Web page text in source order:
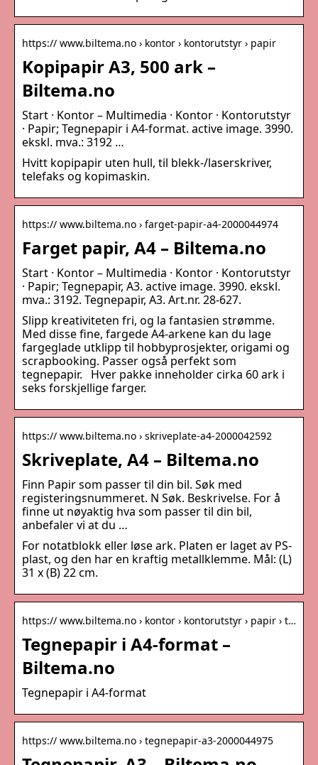
https:// www.biltema.no › kontor › kontorutstyr › papir
Kopipapir A3, 500 ark –
Biltema.no
Start · Kontor – Multimedia · Kontor · Kontorutstyr
· Papir; Tegnepapir i A4-format. active image. 3990.
ekskl. mva.: 3192 …
Hvitt kopipapir uten hull, til blekk-/laserskriver,
telefaks og kopimaskin.
https:// www.biltema.no › farget-papir-a4-2000044974
Farget papir, A4 – Biltema.no
Start · Kontor – Multimedia · Kontor · Kontorutstyr
· Papir; Tegnepapir, A3. active image. 3990. ekskl.
mva.: 3192. Tegnepapir, A3. Art.nr. 28-627.
Slipp kreativiteten fri, og la fantasien strømme.
Med disse fine, fargede A4-arkene kan du lage
fargeglade utklipp til hobbyprosjekter, origami og
scrapbooking. Passer også perfekt som
tegnepapir. Hver pakke inneholder cirka 60 ark i
seks forskjellige farger.
https:// www.biltema.no › skriveplate-a4-2000042592
Skriveplate, A4 – Biltema.no
Finn Papir som passer til din bil. Søk med
registeringsnummeret. N Søk. Beskrivelse. For å
finne ut nøyaktig hva som passer til din bil,
anbefaler vi at du …
For notatblokk eller løse ark. Platen er laget av PS-
plast, og den har en kraftig metallklemme. Mål: (L)
31 x (B) 22 cm.
https:// www.biltema.no › kontor › kontorutstyr › papir › t…
Tegnepapir i A4-format –
Biltema.no
Tegnepapir i A4-format
https:// www.biltema.no › tegnepapir-a3-2000044975